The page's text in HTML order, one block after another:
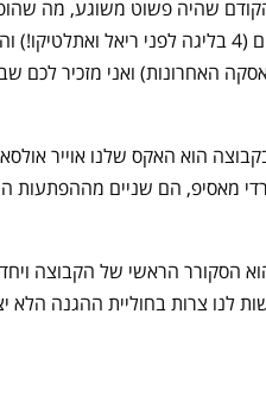
הקודם שהיה פשוט משוגע, מה
למשוגעת היא ההתקפה שמבקיעה 27 שערים (4 בליגה לפני ריאל
והואסקה האחרונות) ואני מזכיר לכם
הוא האקס שלנו אוייר
מאסיפ, הם שניים מההפתעות
הסקורר הראשי של הקבוצה
לנו צרות בחוליית ההגנה הלא